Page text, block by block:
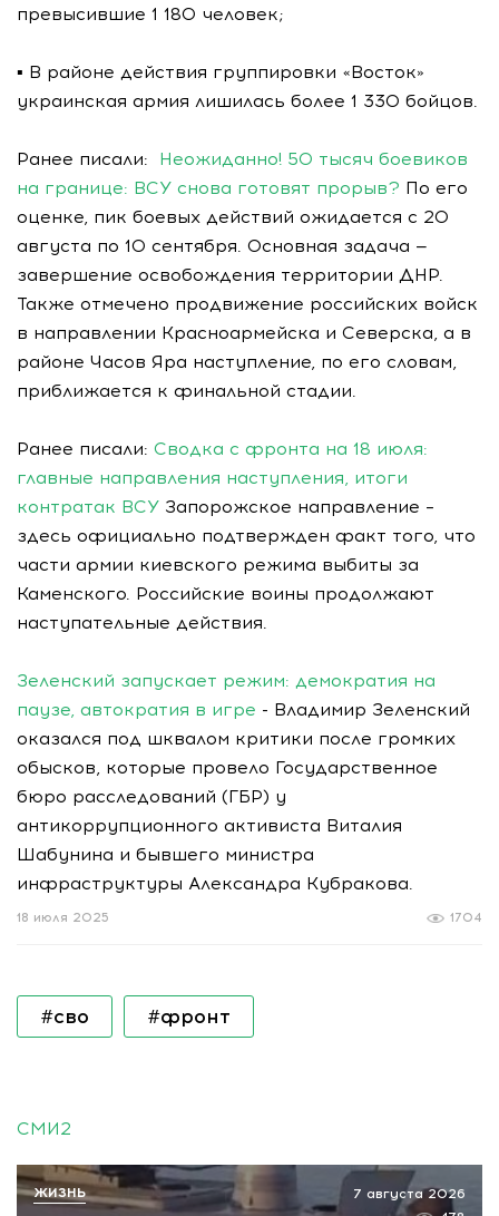
превысившие 1 180 человек;
▪️ В районе действия группировки «Восток»
украинская армия лишилась более 1 330 бойцов.
Ранее писали: Неожиданно! 50 тысяч боевиков
на границе: ВСУ снова готовят прорыв? По его
оценке, пик боевых действий ожидается с 20
августа по 10 сентября. Основная задача —
завершение освобождения территории ДНР.
Также отмечено продвижение российских войск
в направлении Красноармейска и Северска, а в
районе Часов Яра наступление, по его словам,
приближается к финальной стадии.
Ранее писали: Сводка с фронта на 18 июля:
главные направления наступления, итоги
контратак ВСУ Запорожское направление –
здесь официально подтвержден факт того, что
части армии киевского режима выбиты за
Каменского. Российские воины продолжают
наступательные действия.
Зеленский запускает режим: демократия на
паузе, автократия в игре - Владимир Зеленский
оказался под шквалом критики после громких
обысков, которые провело Государственное
бюро расследований (ГБР) у
антикоррупционного активиста Виталия
Шабунина и бывшего министра
инфраструктуры Александра Кубракова.
1704
18 июля 2025
#сво #фронт
СМИ2
7 августа 2026
ЖИЗНЬ